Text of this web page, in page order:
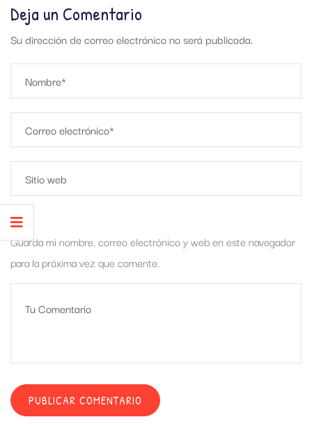
Deja un Comentario
Su dirección de correo electrónico no será publicada.
Guarda mi nombre, correo electrónico y web en este navegador
para la próxima vez que comente.